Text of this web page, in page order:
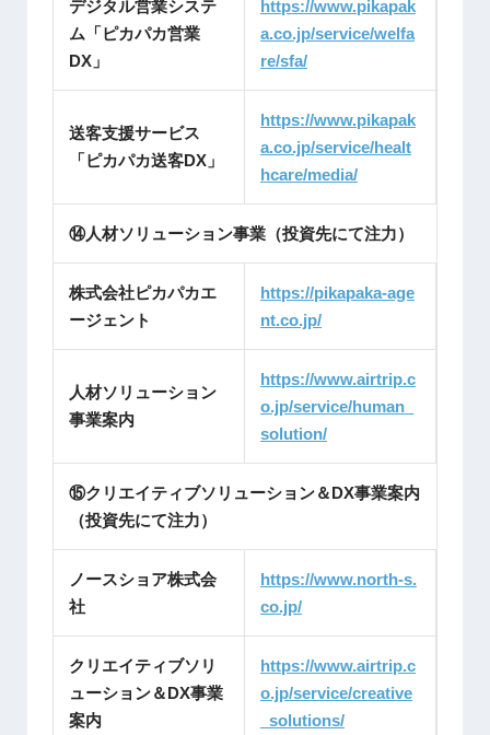
デジタル営業システ
ム「ピカパカ営業
DX」
https://www.pikapak
a.co.jp/service/welfa
re/sfa/
送客支援サービス
「ピカパカ送客DX」
https://www.pikapak
a.co.jp/service/healt
hcare/media/
⑭人材ソリューション事業（投資先にて注力）
株式会社ピカパカエ
ージェント
https://pikapaka-age
nt.co.jp/
人材ソリューション
事業案内
https://www.airtrip.c
o.jp/service/human_
solution/
⑮クリエイティブソリューション＆DX事業案内
（投資先にて注力）
ノースショア株式会
社
https://www.north-s.
co.jp/
クリエイティブソリ
ューション＆DX事業
案内
https://www.airtrip.c
o.jp/service/creative
_solutions/